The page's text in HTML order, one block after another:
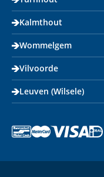
Kalmthout
Wommelgem
Vilvoorde
Leuven (Wilsele)